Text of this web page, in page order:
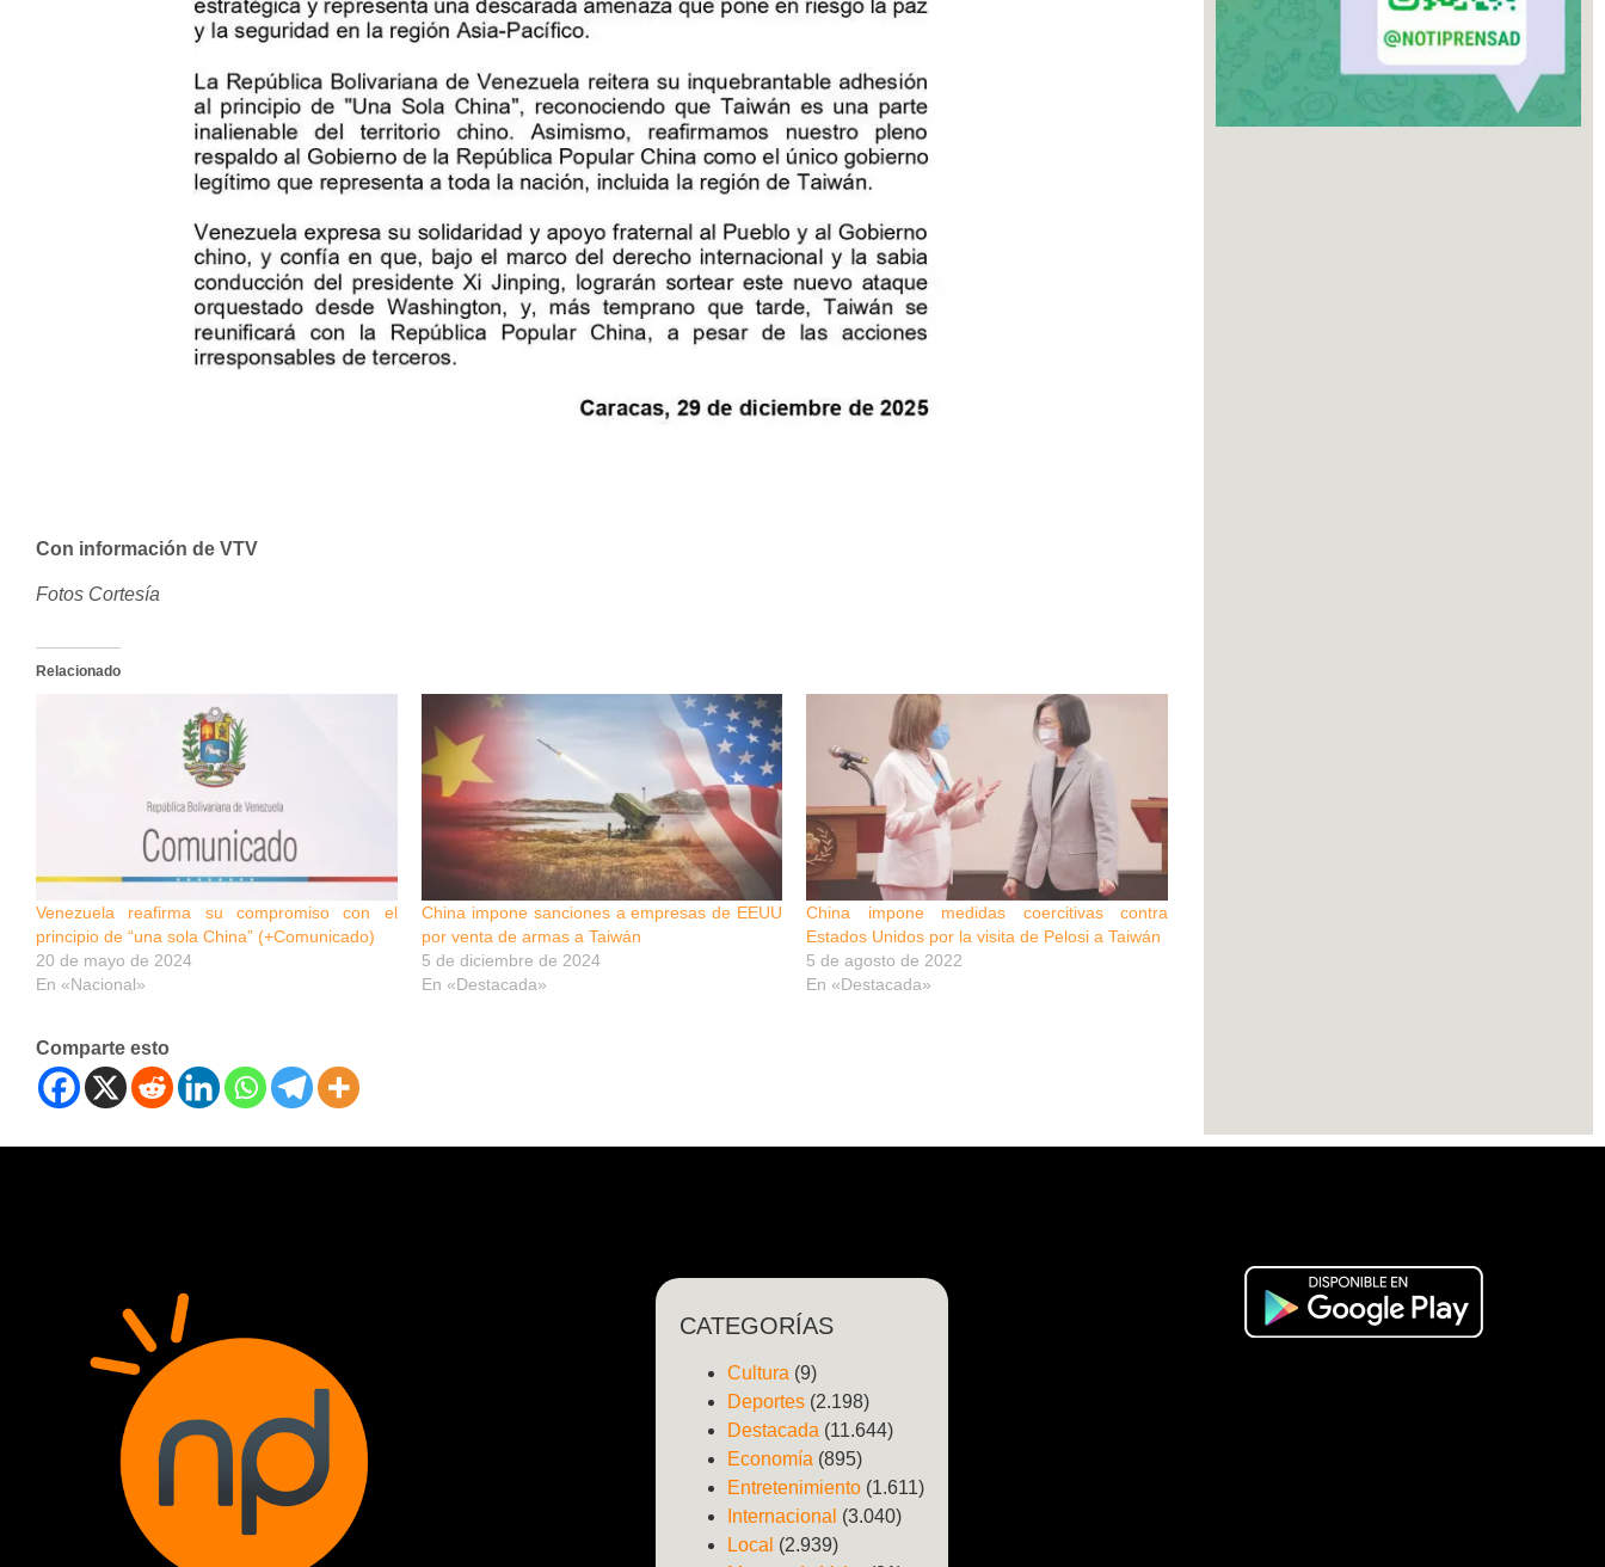
Con información de VTV
Fotos Cortesía
Relacionado
Venezuela reafirma su compromiso con el
principio de “una sola China” (+Comunicado)
20 de mayo de 2024
En «Nacional»
China impone sanciones a empresas de EEUU
por venta de armas a Taiwán
5 de diciembre de 2024
En «Destacada»
China impone medidas coercitivas contra
Estados Unidos por la visita de Pelosi a Taiwán
5 de agosto de 2022
En «Destacada»
Comparte esto
CATEGORÍAS
Cultura (9)
Deportes (2.198)
Destacada (11.644)
Economía (895)
Entretenimiento (1.611)
Internacional (3.040)
Local (2.939)